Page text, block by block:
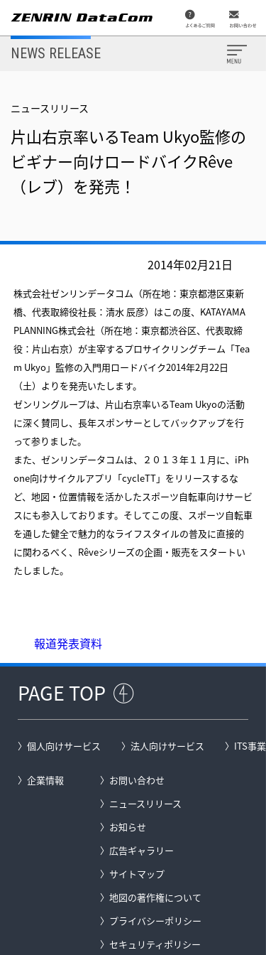
イ
コ
NEWS RELEASE
ニュースリリース
片山右京率いるTeam Ukyo監修の
ビギナー向けロードバイクRêve
（レブ）を発売！
2014年02月21日
株式会社ゼンリンデータコム（所在地：東京都港区東新
橋、代表取締役社長：清水 辰彦）はこの度、KATAYAMA
PLANNING株式会社（所在地：東京都渋谷区、代表取締
役：片山右京）が主宰するプロサイクリングチーム「Tea
m Ukyo」監修の入門用ロードバイク2014年2月22日
（土）よりを発売いたします。
ゼンリングループは、片山右京率いるTeam Ukyoの活動
に深く賛同し、長年スポンサーとしてバックアップを行
って参りました。
また、ゼンリンデータコムは、２０１３年１１月に、iPh
one向けサイクルアプリ「cycleTT」をリリースするな
ど、地図・位置情報を活かしたスポーツ自転車向けサービ
スにも参入しております。そしてこの度、スポーツ自転車
を通した健全で魅力的なライフスタイルの普及に直接的
に関わるべく、Rêveシリーズの企画・販売をスタートい
たしました。
報道発表資料
PAGE TOP
個人向けサービス 法人向けサービス ITS事業
企業情報
お問い合わせ
ニュースリリース
お知らせ
広告ギャラリー
サイトマップ
地図の著作権について
プライバシーポリシー
セキュリティポリシー